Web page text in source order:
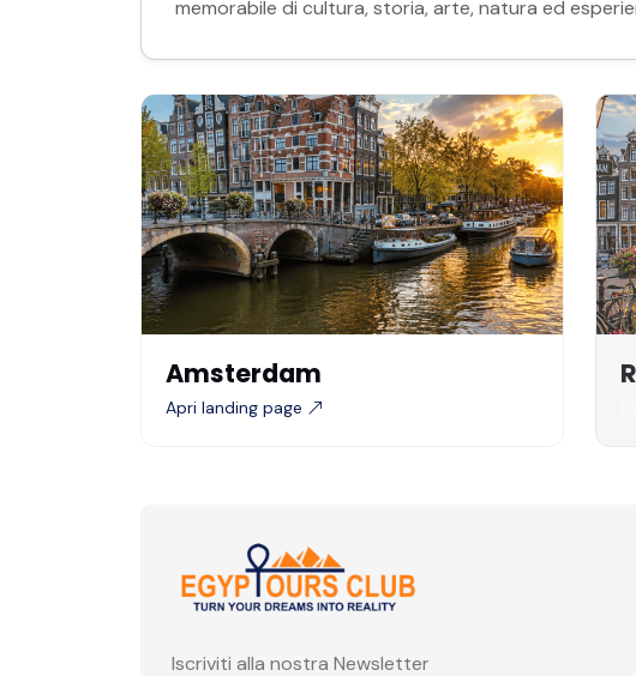
memorabile di cultura, storia, arte, natura ed
Amsterdam
Apri landing page
Iscriviti alla nostra Newsletter